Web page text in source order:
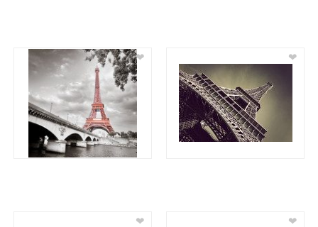
❤ ❤
❤ ❤